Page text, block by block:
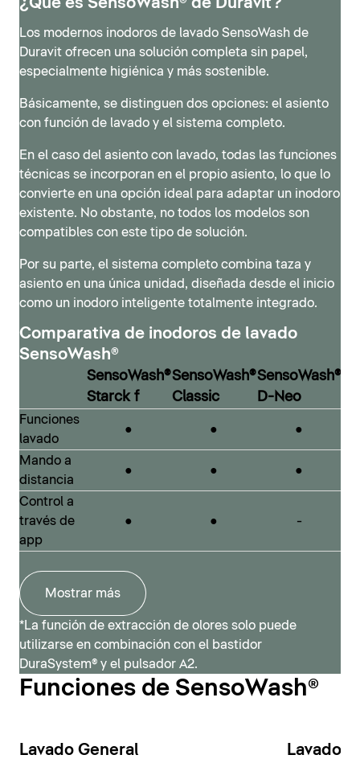
SensoWash® Classic
El SensoWash Classic, diseñado por Philippe Starck,
retoma el estilo original de SensoWash® y lo
perfecciona tanto a nivel estético como tecnológico.
El resultado es un diseño moderno y minimalista, con
integra funciones completas para ofrecer el máximo
confort
SensoWash® Classic
SensoWash® D-Neo
Con la serie SensoWash D-Neo, Duravit presenta un
entrada, compacto tanto en diseño como en precio.
Se integra con facilidad en cualquier cuarto de baño y
combina con todas las series de diseño de la marca.
De este modo, incluso con un presupuesto ajustado,
es posible disfrutar de un baño de diseño con inodoro
inteligente.
SensoWash® D-Neo
¿Qué es SensoWash® de Duravit?
Los modernos inodoros de lavado SensoWash de
Duravit ofrecen una solución completa sin papel,
especialmente higiénica y más sostenible.
Básicamente, se distinguen dos opciones: el asiento
con función de lavado y el sistema completo.
En el caso del asiento con lavado, todas las funciones
técnicas se incorporan en el propio asiento, lo que lo
convierte en una opción ideal para adaptar un inodoro
existente. No obstante, no todos los modelos son
compatibles con este tipo de solución.
Por su parte, el sistema completo combina taza y
asiento en una única unidad, diseñada desde el inicio
como un inodoro inteligente totalmente integrado.
Comparativa de inodoros de lavado
SensoWash®
SensoWash®
Starck f
SensoWash®
Classic
SensoWash®
D-Neo
Funciones
lavado
● ● ●
Mando a
distancia
● ● ●
Control a
través de
app
● ● -
Mostrar más
*La función de extracción de olores solo puede
utilizarse en combinación con el bastidor
DuraSystem® y el pulsador A2.
Funciones de SensoWash®
Lavado General Lavado